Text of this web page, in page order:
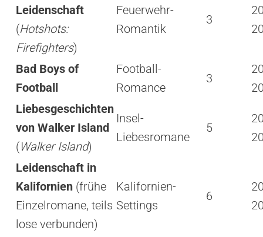
Leidenschaft
(Hotshots:
Firefighters)
Feuerwehr-
Romantik
3
Bad Boys of
Football
Football-
Romance
3
Liebesgeschichten
von Walker Island
(Walker Island)
Insel-
Liebesromane
5
Leidenschaft in
Kalifornien (frühe
Einzelromane, teils
lose verbunden)
Kalifornien-
Settings
6